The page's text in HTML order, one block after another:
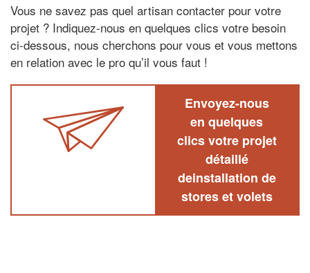
Vous ne savez pas quel artisan contacter pour votre
projet ? Indiquez-nous en quelques clics votre besoin
ci-dessous, nous cherchons pour vous et vous mettons
en relation avec le pro qu’il vous faut !
Envoyez-nous
en quelques
clics votre projet
détaillé
deinstallation de
stores et volets